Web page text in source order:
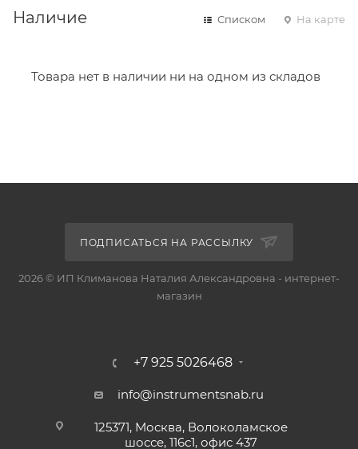
Наличие Списком На карте
Товара нет в наличии ни на одном из складов
ПОДПИСАТЬСЯ НА РАССЫЛКУ
2026 © ИП Климанова Наталия Александровна - интернет-
магазин
+7 925 5026468
info@instrumentsnab.ru
125371, Москва, Волоколамское
шоссе, 116с1, офис 437